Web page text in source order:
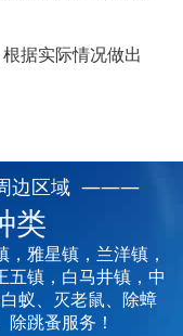
据实际情况做出
边区域 ———
类
雅星镇，兰洋镇，
五镇，白马井镇，中
蚁、灭老鼠、除蟑
跳蚤服务！